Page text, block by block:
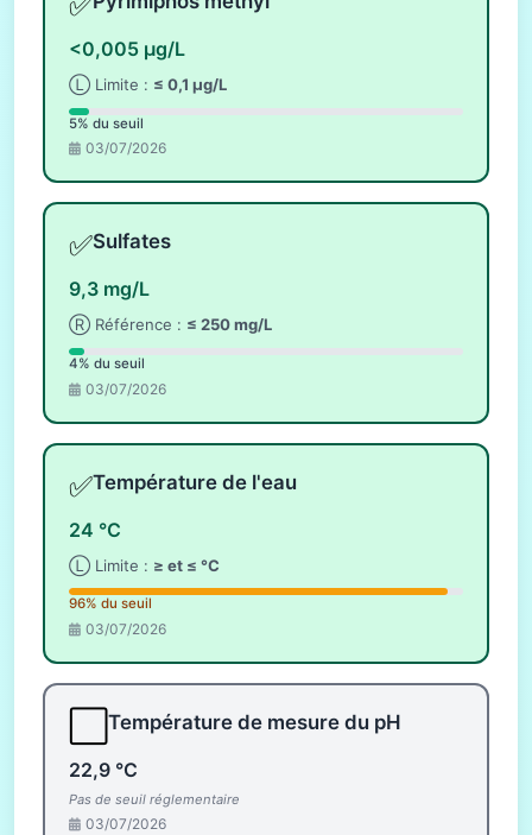
<0,005 µg/L
Ⓛ Limite : ≤ 0,1 µg/L
5% du seuil
03/07/2026
✅Sulfates
9,3 mg/L
Ⓡ Référence : ≤ 250 mg/L
4% du seuil
03/07/2026
✅Température de l'eau
24 °C
Ⓛ Limite : ≥ et ≤ °C
96% du seuil
03/07/2026
Température de mesure du pH
22,9 °C
Pas de seuil réglementaire
03/07/2026